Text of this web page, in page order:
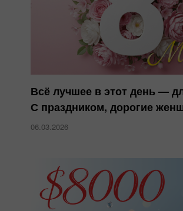
Всё лучшее в этот день —
С праздником, дорогие
06.03.2026